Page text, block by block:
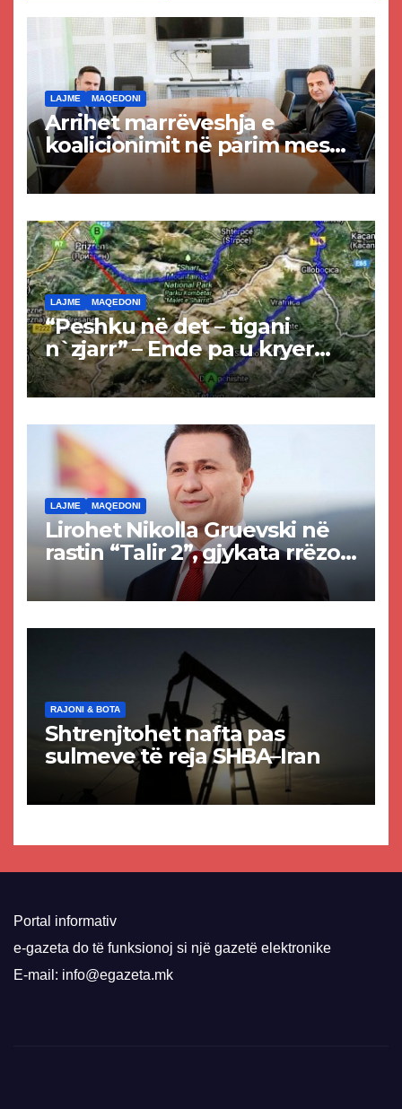
LAJME MAQEDONI
Arrihet marrëveshja e
koalicionimit në parim mes
Kurtit dhe Abdixhikut
LAJME MAQEDONI
“Peshku në det – tigani
n`zjarr” – Ende pa u kryer
projekti i tunelit, komuna e
Tetovës nis punimet për
LAJME MAQEDONI
Lirohet Nikolla Gruevski në
rastin “Talir 2”, gjykata rrëzon
akuzat për ndërtimin e
paligjshëm të selisë së
RAJONI & BOTA
Shtrenjtohet nafta pas
sulmeve të reja SHBA–Iran
Portal informativ
e-gazeta do të funksionoj si një gazetë elektronike
E-mail: info@egazeta.mk